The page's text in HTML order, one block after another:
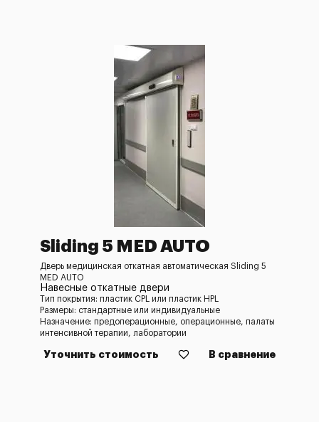
Sliding 5 MED AUTO
Дверь медицинская откатная автоматическая Sliding 5
MED AUTO
Навесные откатные двери
Тип покрытия: пластик CPL или пластик HPL
Размеры: стандартные или индивидуальные
Назначение: предоперационные, операционные, палаты
интенсивной терапии, лаборатории
Уточнить стоимость В сравнение